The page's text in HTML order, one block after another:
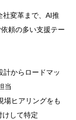
社変革まで、AI推
頼の多い支援テー
計からロードマッ
当
場ヒアリングをも
けして特定